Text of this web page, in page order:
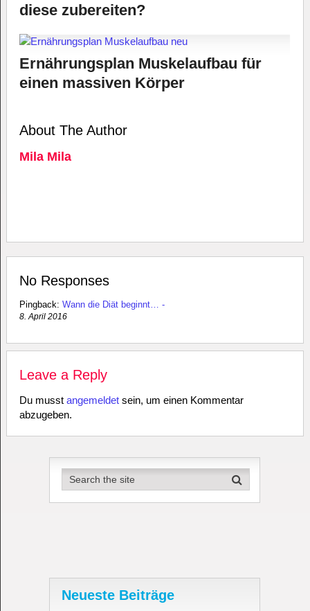
diese zubereiten?
Ernährungsplan Muskelaufbau für
einen massiven Körper
About The Author
Mila Mila
No Responses
Pingback: Wann die Diät beginnt… -
8. April 2016
Leave a Reply
Du musst angemeldetsein, um einen Kommentar
abzugeben.
Neueste Beiträge